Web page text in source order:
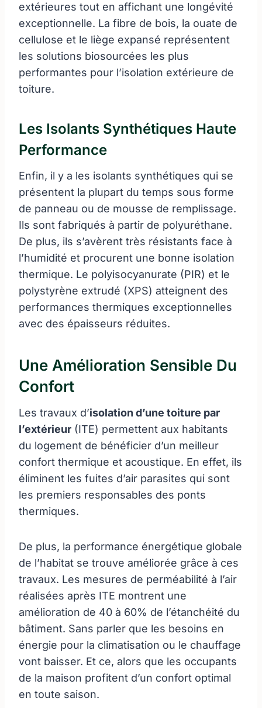
extérieures tout en affichant une longévité
exceptionnelle. La fibre de bois, la ouate de
cellulose et le liège expansé représentent
les solutions biosourcées les plus
performantes pour l’isolation extérieure de
toiture.
Les Isolants Synthétiques Haute
Performance
Enfin, il y a les isolants synthétiques qui se
présentent la plupart du temps sous forme
de panneau ou de mousse de remplissage.
Ils sont fabriqués à partir de polyuréthane.
De plus, ils s’avèrent très résistants face à
l’humidité et procurent une bonne isolation
thermique. Le polyisocyanurate (PIR) et le
polystyrène extrudé (XPS) atteignent des
performances thermiques exceptionnelles
avec des épaisseurs réduites.
Une Amélioration Sensible Du
Confort
Les travaux d’isolation d’une toiture par
l’extérieur (ITE) permettent aux habitants
du logement de bénéficier d’un meilleur
confort thermique et acoustique. En effet, ils
éliminent les fuites d’air parasites qui sont
les premiers responsables des ponts
thermiques.
De plus, la performance énergétique globale
de l’habitat se trouve améliorée grâce à ces
travaux. Les mesures de perméabilité à l’air
réalisées après ITE montrent une
amélioration de 40 à 60% de l’étanchéité du
bâtiment. Sans parler que les besoins en
énergie pour la climatisation ou le chauffage
vont baisser. Et ce, alors que les occupants
de la maison profitent d’un confort optimal
en toute saison.